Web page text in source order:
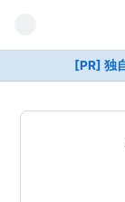
[PR] 独